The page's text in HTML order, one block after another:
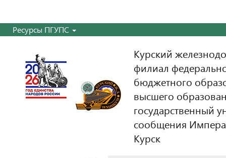
Ресурсы ПГУПС
Курский
филиал
бюджетного
высшего
государственный
сообщения
Курск